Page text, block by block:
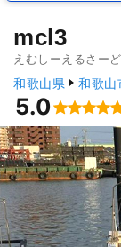
mcl3
えむしーえるさーど
和歌山県 和歌山
5.0